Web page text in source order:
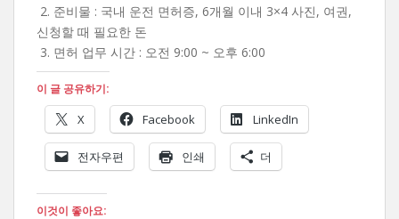
2. 준비물 : 국내 운전 면허증, 6개월 이내 3×4 사진, 여권,
신청할 때 필요한 돈
3. 면허 업무 시간 : 오전 9:00 ~ 오후 6:00
이 글 공유하기:
X Facebook LinkedIn
전자우편 인쇄 더
이것이 좋아요: